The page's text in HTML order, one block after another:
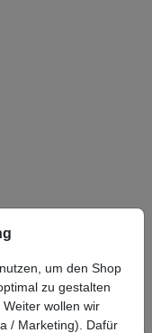
um den Shop
zu gestalten
wollen wir
/ Marketing). Dafür